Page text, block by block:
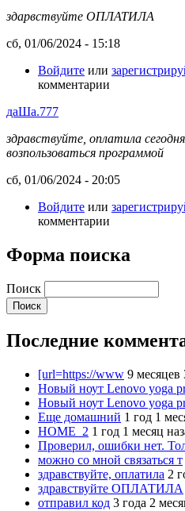
здарвствуйте ОПЛАТИЛА
сб, 01/06/2024 - 15:18
Войдите или
комментарии
даШа.777
здравствуйте, оплатила
возпользоваться программой
сб, 01/06/2024 - 20:05
Войдите или
комментарии
Форма поиска
Поиск
Последние
[url=https://www 9 месяцев
Новый ноут Lenovo yoga
Новый ноут Lenovo yoga
Еще домашний 1 год 1
HOME_2 1 год 1 месяц
Проверил, ошибки нет.
можно со мной связаться т
здравствуйте, оплатила 2
здравствуйте ОПЛАТИЛА
отправил код 3 года 2